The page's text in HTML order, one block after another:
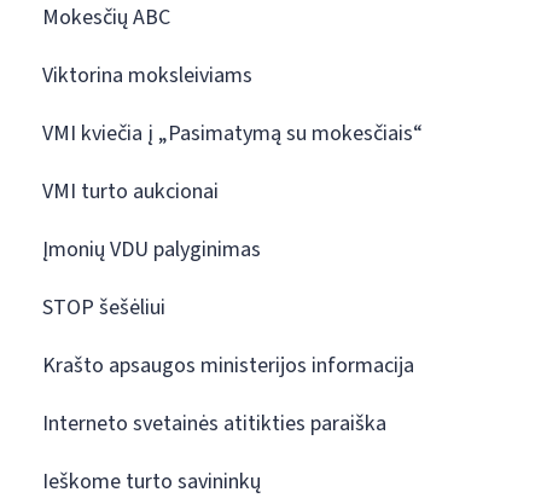
Mokesčių ABC
Viktorina moksleiviams
VMI kviečia į „Pasimatymą su mokesčiais“
VMI turto aukcionai
Įmonių VDU palyginimas
STOP šešėliui
Krašto apsaugos ministerijos informacija
Interneto svetainės atitikties paraiška
Ieškome turto savininkų